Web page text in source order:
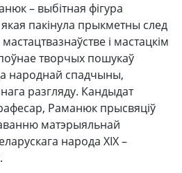
– выбітная фігура
пакінула прыкметны след
мастацтвазнаўстве і мастацкім
творчых пошукаў
народнай спадчыны,
разгляду. Кандыдат
Раманюк прысвяціў
матэрыяльнай
народа XIX –